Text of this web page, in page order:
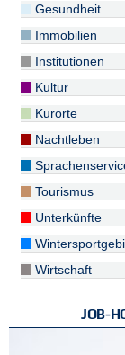
Gesundheit
Immobilien
Institutionen
Kultur
Kurorte
Nachtleben
Tourismus
Unterkünfte
Wirtschaft
JOB-